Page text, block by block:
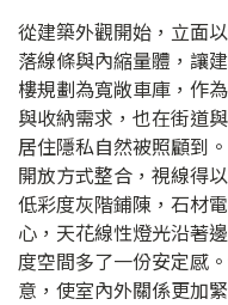
從建築外觀開始，立面
落線條與內縮量體，讓
樓規劃為寬敞車庫，作
與收納需求，也在街道
居住隱私自然被照顧到
開放方式整合，視線得
低彩度灰階鋪陳，石材
心，天花線性燈光沿著
度空間多了一份安定感
意，使室內外關係更加